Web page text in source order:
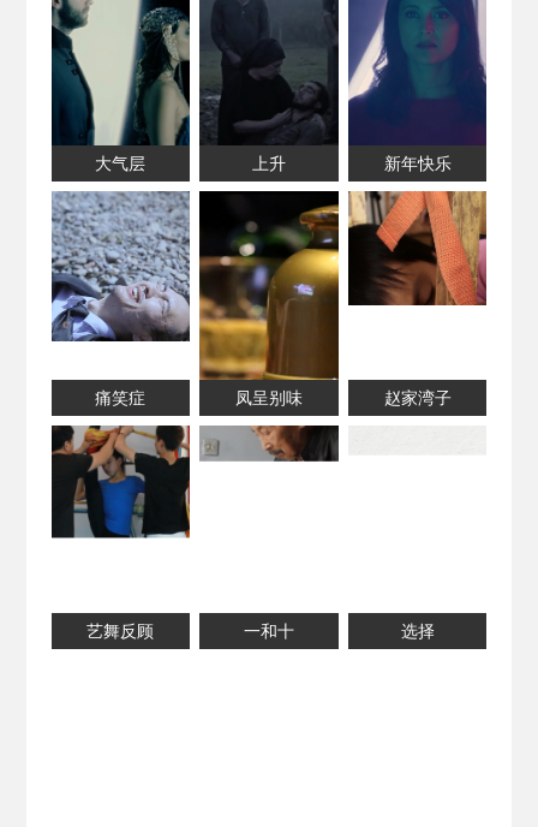
大气层 上升 新年快乐
痛笑症 凤呈别味 赵家湾子
艺舞反顾 一和十 选择